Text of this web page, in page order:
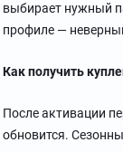
выбирает нужный
профиле —
Как получить
После активации
обновится.